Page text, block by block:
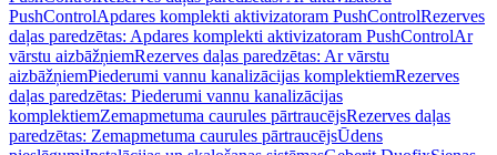
PushControlApdares komplekti aktivizatoram PushControlRezerves
daļas paredzētas: Apdares komplekti aktivizatoram PushControlAr
vārstu aizbāžņiemRezerves daļas paredzētas: Ar vārstu
aizbāžņiemPiederumi vannu kanalizācijas komplektiemRezerves
daļas paredzētas: Piederumi vannu kanalizācijas
komplektiemZemapmetuma caurules pārtraucējsRezerves daļas
paredzētas: Zemapmetuma caurules pārtraucējsŪdens